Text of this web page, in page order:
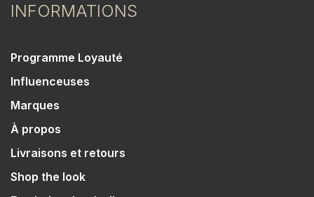
INFORMATIONS
Programme Loyauté
Influenceuses
Marques
À propos
Livraisons et retours
Shop the look